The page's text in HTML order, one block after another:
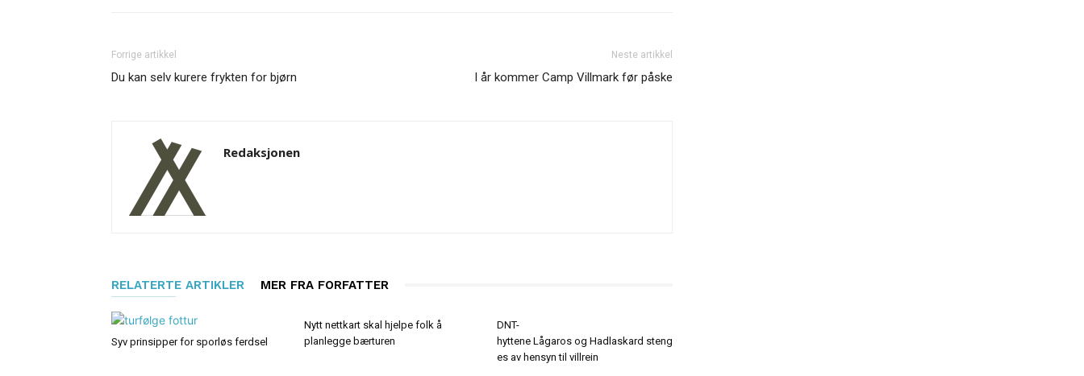
Forrige artikkel
Du kan selv kurere frykten for bjørn
Neste artikkel
I år kommer Camp Villmark før påske
Redaksjonen
RELATERTE ARTIKLER MER FRA FORFATTER
Syv prinsipper for sporløs ferdsel
Nytt nettkart skal hjelpe folk å
planlegge bærturen
DNT-
hyttene Lågaros og Hadlaskard steng
es av hensyn til villrein